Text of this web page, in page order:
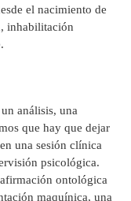
el nacimiento de
inhabilitación
análisis, una
que hay que dejar
una sesión clínica
psicológica.
ontológica
maquínica, una